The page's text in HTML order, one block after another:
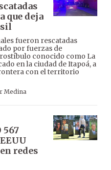
que deja
fueron rescatadas
por fuerzas de
conocido como La
en la ciudad de Itapoá, a
con el territorio
Medina
567
redes